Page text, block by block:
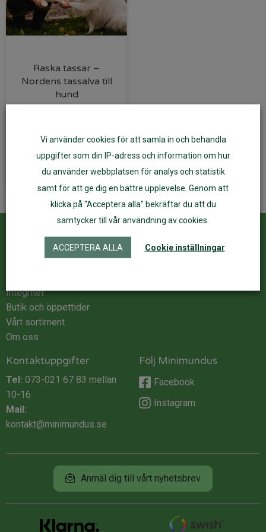
Raska tassar –
Nordens tassalva till
hund
Läs mer
Kundservice
Integritet
Butik och öppettider
Vårt sortiment
Om oss
ÅF Login
Kontaktuppgifter
Tel: 073-021 67 83 mellan
10-16
Mail:
kontakt@minimundus.se
Följ Minimundus
Facebook
Instagram
Anmäl dig till vårt nyhetsbrev
Vi använder cookies för att samla in och behandla
uppgifter som din IP-adress och information om hur
du använder webbplatsen för analys och statistik
samt för att ge dig en bättre upplevelse. Genom att
klicka på "Acceptera alla" bekräftar du att du
samtycker till vår användning av cookies.
ACCEPTERA ALLA Cookie inställningar